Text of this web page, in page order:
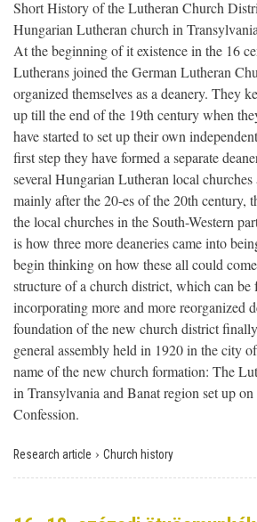
Short History of the Lutheran Church
Hungarian Lutheran church in
At the beginning of it existence in the 16
Lutherans joined the German Lutheran
organized themselves as a deanery. They
up till the end of the 19th century when
have started to set up their own
first step they have formed a separate
several Hungarian Lutheran local
mainly after the 20-es of the 20th century,
the local churches in the South-Western
is how three more deaneries came into
begin thinking on how these all could
structure of a church district, which can be
incorporating more and more reorganized
foundation of the new church district
general assembly held in 1920 in the city
name of the new church formation: The
in Transylvania and Banat region set up
Confession.
Research article › Church history